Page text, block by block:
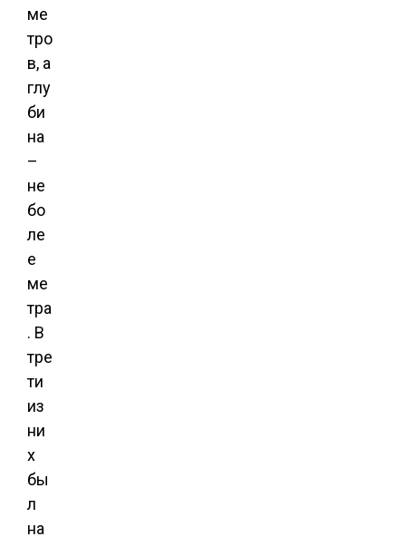
ме
тро
в, а
глу
би
на
–
не
бо
ле
е
ме
тра
. В
тре
ти
из
ни
х
бы
л
на